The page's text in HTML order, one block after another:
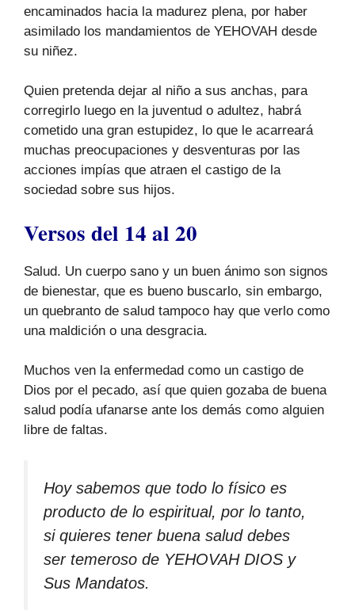
encaminados hacia la madurez plena, por haber
asimilado los mandamientos de YEHOVAH desde
su niñez.
Quien pretenda dejar al niño a sus anchas, para
corregirlo luego en la juventud o adultez, habrá
cometido una gran estupidez, lo que le acarreará
muchas preocupaciones y desventuras por las
acciones impías que atraen el castigo de la
sociedad sobre sus hijos.
Versos del 14 al 20
Salud. Un cuerpo sano y un buen ánimo son signos
de bienestar, que es bueno buscarlo, sin embargo,
un quebranto de salud tampoco hay que verlo como
una maldición o una desgracia.
Muchos ven la enfermedad como un castigo de
Dios por el pecado, así que quien gozaba de buena
salud podía ufanarse ante los demás como alguien
libre de faltas.
Hoy sabemos que todo lo físico es
producto de lo espiritual, por lo tanto,
si quieres tener buena salud debes
ser temeroso de YEHOVAH DIOS y
Sus Mandatos.